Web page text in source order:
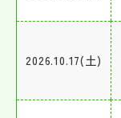
2026.10.17(土)